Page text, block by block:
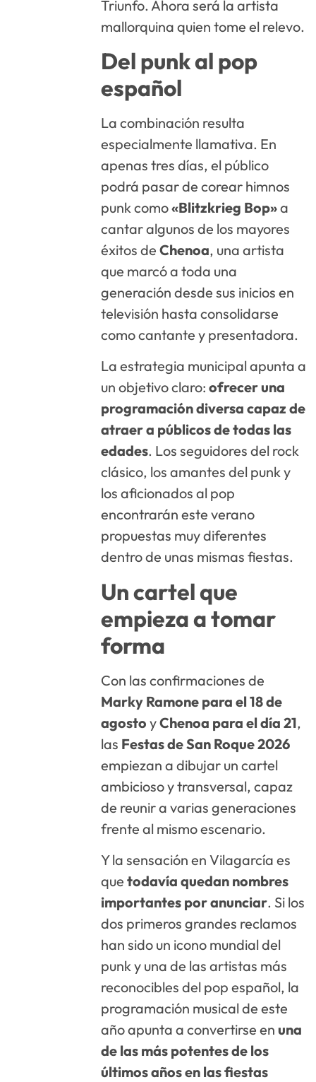
Triunfo. Ahora será la artista
mallorquina quien tome el relevo.
Del punk al pop
español
La combinación resulta
especialmente llamativa. En
apenas tres días, el público
podrá pasar de corear himnos
punk como«Blitzkrieg Bop»a
cantar algunos de los mayores
éxitos deChenoa, una artista
que marcó a toda una
generación desde sus inicios en
televisión hasta consolidarse
como cantante y presentadora.
La estrategia municipal apunta a
un objetivo claro:ofrecer una
programación diversa capaz de
atraer a públicos de todas las
edades. Los seguidores del rock
clásico, los amantes del punk y
los aficionados al pop
encontrarán este verano
propuestas muy diferentes
dentro de unas mismas fiestas.
Un cartel que
empieza a tomar
forma
Con las confirmaciones de
Marky Ramone para el 18 de
agosto yChenoa para el día 21,
las Festas de San Roque 2026
empiezan a dibujar un cartel
ambicioso y transversal, capaz
de reunir a varias generaciones
frente al mismo escenario.
Y la sensación en Vilagarcía es
quetodavía quedan nombres
importantes por anunciar. Si los
dos primeros grandes reclamos
han sido un icono mundial del
punk y una de las artistas más
reconocibles del pop español, la
programación musical de este
año apunta a convertirse enuna
de las más potentes de los
últimos años en las fiestas